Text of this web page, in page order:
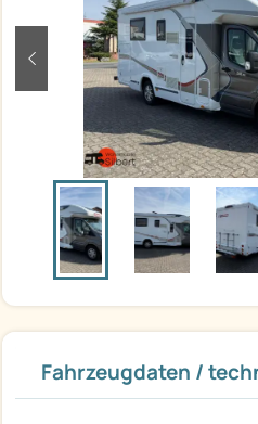
zurück
Fahrzeugdaten /